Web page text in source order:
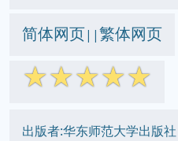
简体网页||繁体网页
☆☆☆☆☆
出版者:华东师范大学出版社